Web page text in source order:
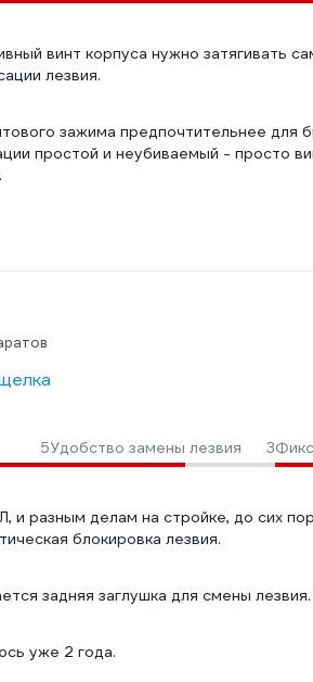
винт корпуса нужно затягивать
лезвия.
зажима предпочтительнее для
простой и неубиваемый - просто
5Удобство замены лезвия 3
и разным делам на стройке, до сих
блокировка лезвия.
задняя заглушка для смены лезвия.
уже 2 года.